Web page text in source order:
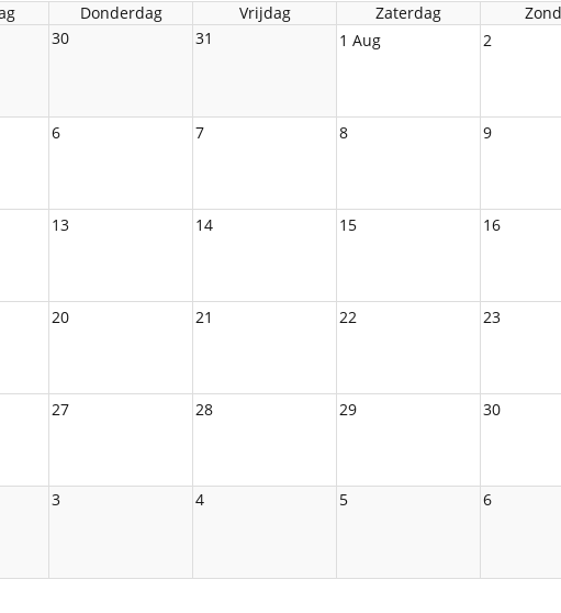
Donderdag Vrijdag Zaterdag
30 31 1 Aug 2
6 7 8 9
13 14 15 16
20 21 22 23
27 28 29 30
3 4 5 6